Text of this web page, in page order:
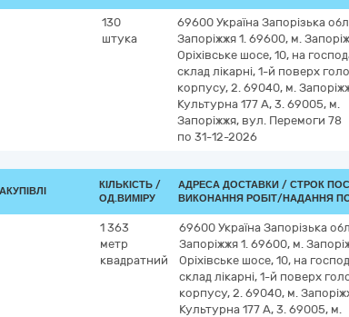
130
штука
69600 Україна Запорізька
Запоріжжя 1. 69600, м.
Оріхівське шосе, 10, на
склад лікарні, 1-й поверх
корпусу, 2. 69040, м.
Культурна 177 А, 3. 69005, м.
Запоріжжя, вул. Перемоги 78
по 31-12-2026
КІЛЬКІСТЬ /
ОД.ВИМІРУ
АДРЕСА ДОСТАВКИ / СТРОК
ВИКОНАННЯ РОБІТ/НАДАННЯ
1 363
метр
квадратний
69600 Україна Запорізька
Запоріжжя 1. 69600, м.
Оріхівське шосе, 10, на
склад лікарні, 1-й поверх
корпусу, 2. 69040, м.
Культурна 177 А, 3. 69005, м.